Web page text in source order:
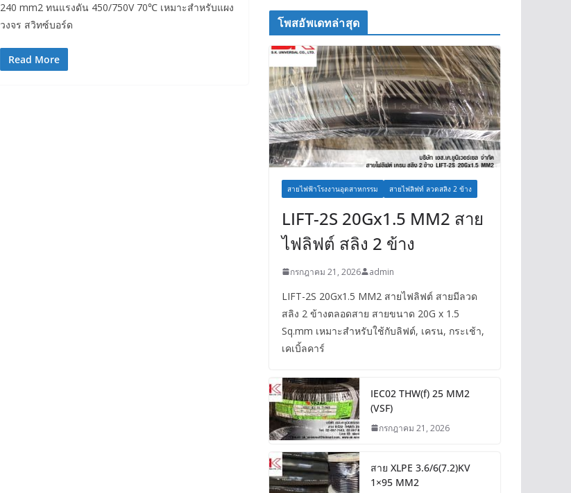
240 mm2 ทนแรงดัน 450/750V 70℃ เหมาะสำหรับแผง
วงจร สวิทซ์บอร์ด
Read More
โพสอัพเดทล่าสุด
สายไฟฟ้าโรงงานอุตสาหกรรม สายไฟลิฟท์ ลวดสลิง 2 ข้าง
LIFT-2S 20Gx1.5 MM2 สาย
ไฟลิฟต์ สลิง 2 ข้าง
กรกฎาคม 21, 2026 admin
LIFT-2S 20Gx1.5 MM2 สายไฟลิฟต์ สายมีลวด
สลิง 2 ข้างตลอดสาย สายขนาด 20G x 1.5
Sq.mm เหมาะสำหรับใช้กับลิฟต์, เครน, กระเช้า,
เคเบิ้ลคาร์
IEC02 THW(f) 25 MM2
(VSF)
กรกฎาคม 21, 2026
สาย XLPE 3.6/6(7.2)KV
1×95 MM2